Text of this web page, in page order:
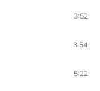
3:52
3:54
5:22